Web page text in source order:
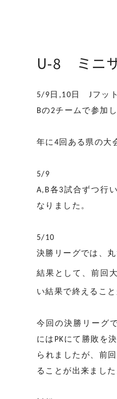
U-8 ミニ
5/9日,10日 Jフッ
Bの2チームで参加
年に4回ある県の大
5/9
A,B各3試合ずつ行
なりました。
5/10
決勝リーグでは、
結果として、前回
い結果で終えること
今回の決勝リーグ
にはPKにて勝敗を
られましたが、前
ることが出来ました